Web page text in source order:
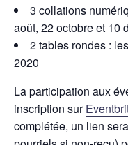
3 collations
août, 22 octobre et 10
2 tables rondes :
2020
La participation aux
inscription sur
complétée, un lien